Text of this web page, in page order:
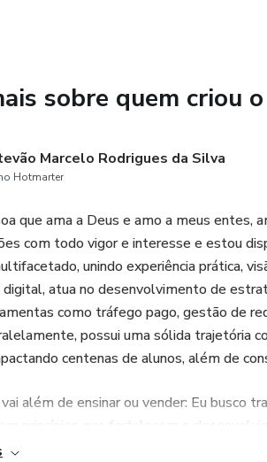
sobre quem criou
Marcelo Rodrigues da Silva
Hotmarter
que ama a Deus e amo a meus entes,
com todo vigor e interesse e estou
unindo experiência prática,
atua no desenvolvimento de
como tráfego pago, gestão de
possui uma sólida trajetória
centenas de alunos, além de
além de ensinar ou vender: Eu busco
em princípios que fortalecem o
seu e-Book de violão além de